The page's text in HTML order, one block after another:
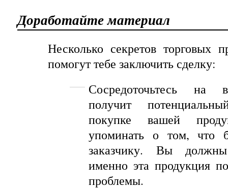
Доработайте материал
Несколько секретов торговых
помогут тебе заключить сделку:
Сосредоточьтесь на
получит
покупке вашей
упоминать о том,что
заказчику. Вы должны
именно эта продукция
проблемы.